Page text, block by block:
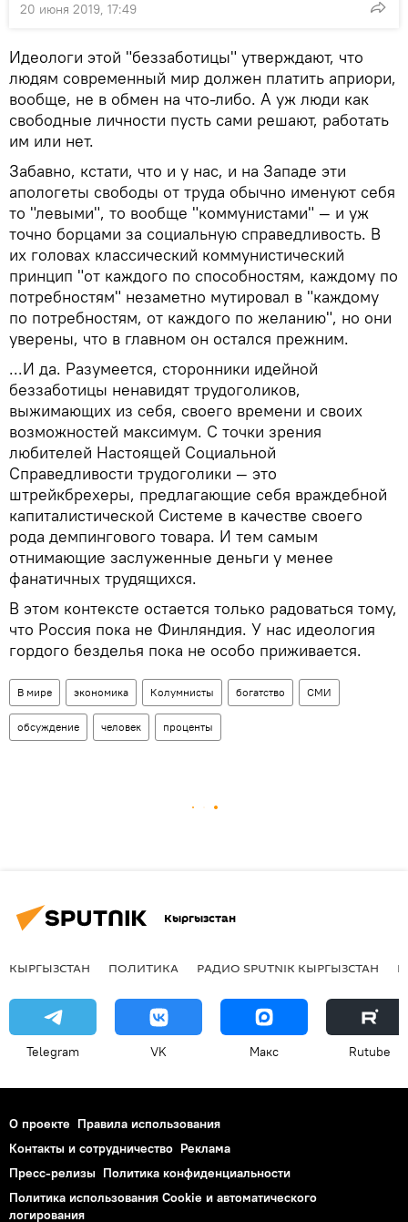
20 июня 2019, 17:49
Идеологи этой "беззаботицы" утверждают, что
людям современный мир должен платить априори,
вообще, не в обмен на что-либо. А уж люди как
свободные личности пусть сами решают, работать
им или нет.
Забавно, кстати, что и у нас, и на Западе эти
апологеты свободы от труда обычно именуют себя
то "левыми", то вообще "коммунистами" — и уж
точно борцами за социальную справедливость. В
их головах классический коммунистический
принцип "от каждого по способностям, каждому по
потребностям" незаметно мутировал в "каждому
по потребностям, от каждого по желанию", но они
уверены, что в главном он остался прежним.
...И да. Разумеется, сторонники идейной
беззаботицы ненавидят трудоголиков,
выжимающих из себя, своего времени и своих
возможностей максимум. С точки зрения
любителей Настоящей Социальной
Справедливости трудоголики — это
штрейкбрехеры, предлагающие себя враждебной
капиталистической Системе в качестве своего
рода демпингового товара. И тем самым
отнимающие заслуженные деньги у менее
фанатичных трудящихся.
В этом контексте остается только радоваться тому,
что Россия пока не Финляндия. У нас идеология
гордого безделья пока не особо приживается.
В мире экономика Колумнисты богатство СМИ
обсуждение человек проценты
Кыргызстан
КЫРГЫЗСТАН ПОЛИТИКА РАДИО SPUTNIK КЫРГЫЗСТАН
Telegram VK Макс Rutube
О проекте Правила использования
Контакты и сотрудничество Реклама
Пресс-релизы Политика конфиденциальности
Политика использования Cookie и автоматического
логирования